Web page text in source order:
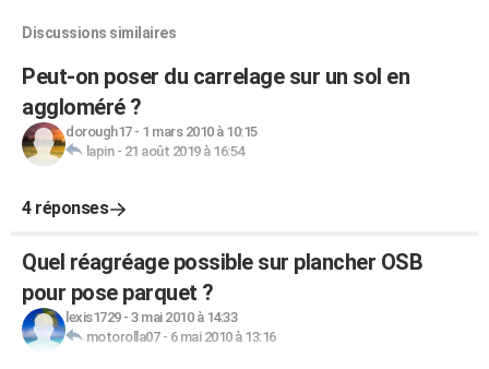
Discussions similaires
Peut-on poser du carrelage sur un sol en
aggloméré ?
dorough17- 1 mars 2010 à 10:15
lapin- 21 août 2019 à 16:54
4 réponses
Quel réagréage possible sur plancher OSB
pour pose parquet ?
lexis1729- 3 mai 2010 à 14:33
motorolla07- 6 mai 2010 à 13:16